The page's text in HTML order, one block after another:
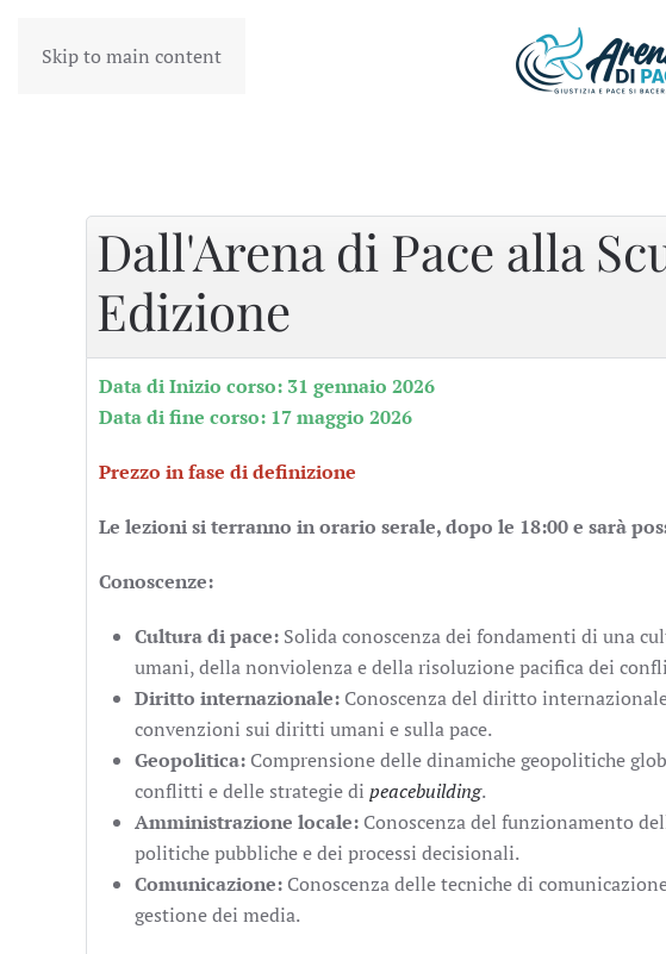
Skip to main content
Dall'Arena di Pace alla
Edizione
Data di Inizio corso: 31 gennaio 2026
Data di fine corso: 17 maggio 2026
Prezzo in fase di definizione
Le lezioni si terranno in orario serale, dopo le 18:00 e sarà
Conoscenze:
Cultura di pace: Solida conoscenza dei fondamenti di una
umani, della nonviolenza e della risoluzione pacifica dei
Diritto internazionale: Conoscenza del diritto
convenzioni sui diritti umani e sulla pace.
Geopolitica: Comprensione delle dinamiche geopolitiche
conflitti e delle strategie di peacebuilding.
Amministrazione locale: Conoscenza del funzionamento
politiche pubbliche e dei processi decisionali.
Comunicazione: Conoscenza delle tecniche di
gestione dei media.